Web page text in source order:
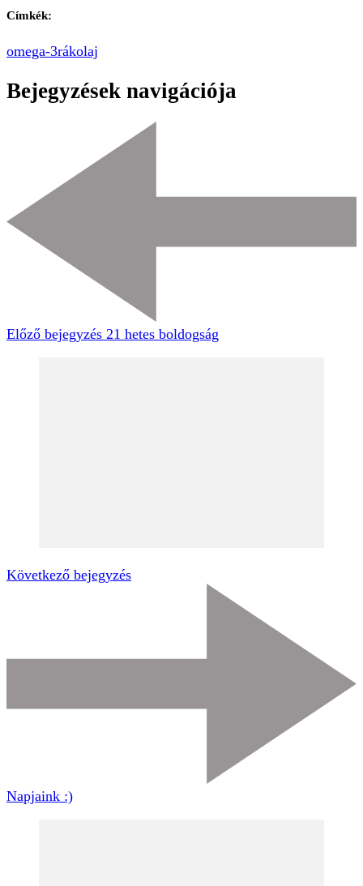
Címkék:
omega-3rákolaj
Bejegyzések navigációja
Előző bejegyzés 21 hetes boldogság
Következő bejegyzés
Napjaink :)